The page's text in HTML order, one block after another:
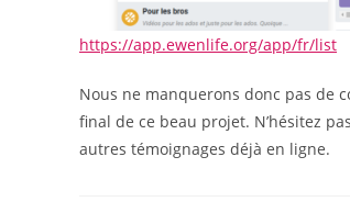
https://app.ewenlife.org/app/fr/list
Nous ne manquerons donc pas de
final de ce beau projet. N’hésitez
autres témoignages déjà en ligne.